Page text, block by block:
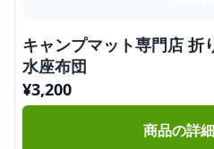
キャンプマット専門店 折
水座布団
¥3,200
商品の詳